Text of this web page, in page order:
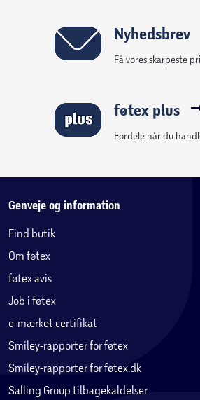
Nyhedsbrev
Få vores skarpeste
føtex plus
Fordele når du
Genveje og information
Find butik
Om føtex
føtex avis
Job i føtex
e-mærket certifikat
Smiley-rapporter for føtex
Smiley-rapporter for føtex.dk
Salling Group tilbagekaldelser